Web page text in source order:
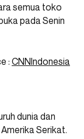
semua toko
pada Senin
:CNNIndonesia
dunia dan
Serikat.